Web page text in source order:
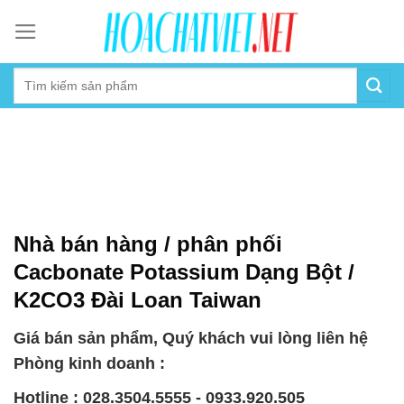
content
Nhà bán hàng / phân phối
Cacbonate Potassium Dạng Bột /
K2CO3 Đài Loan Taiwan
Giá bán sản phẩm, Quý khách vui lòng liên hệ
Phòng kinh doanh :
Hotline : 028.3504.5555 - 0933.920.505